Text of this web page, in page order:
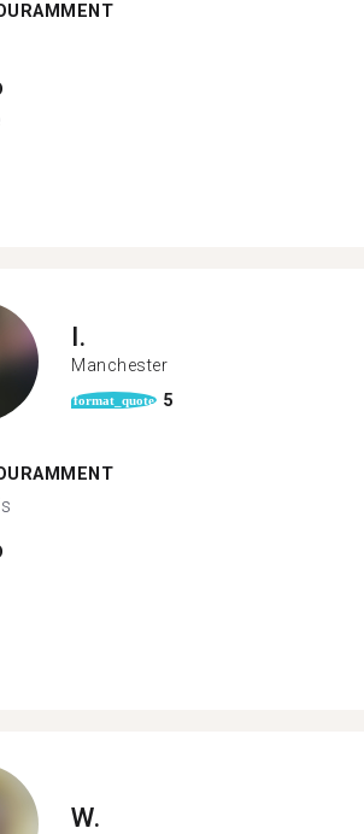
I.
Manchester
format_quote 5
W.